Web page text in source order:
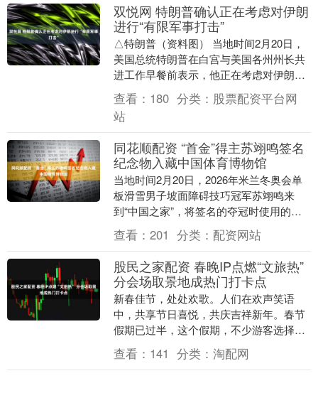
双悦网 特朗普确认正在考虑对伊朗
进行“有限军事打击”
△特朗普（资料图） 当地时间2月20日，
美国总统特朗普在白宫与美国各州州长共
进工作早餐前表示，他正在考虑对伊朗进
行“初步的有限军事打击”，以迫使伊朗接
受美方在核....
查看： 180 分类： 股票配资平台网
站
同花顺配资 “首金”得主苏翊鸣签名
纪念物入藏中国体育博物馆
当地时间2月20日，2026年米兰冬奥会单
板滑雪男子坡面障碍技巧冠军苏翊鸣来
到“中国之家”，将签名的夺冠时使用的滑
雪板捐赠给中国体育博物馆，并在中国体
育代表团领....
查看： 201 分类： 配资网站
股民之家配资 春晚IP点燃“文旅热”
分会场取景地成热门打卡点
新春佳节，处处欢歌。人们在欢声笑语
中，共享节日喜悦，共庆吉祥新年。春节
假期已过半，这个假期，不少游客选择跟
着春晚去旅游、跟着热播电视电影去打
卡，甚至还有人跟着课....
查看： 141 分类： 淘配网